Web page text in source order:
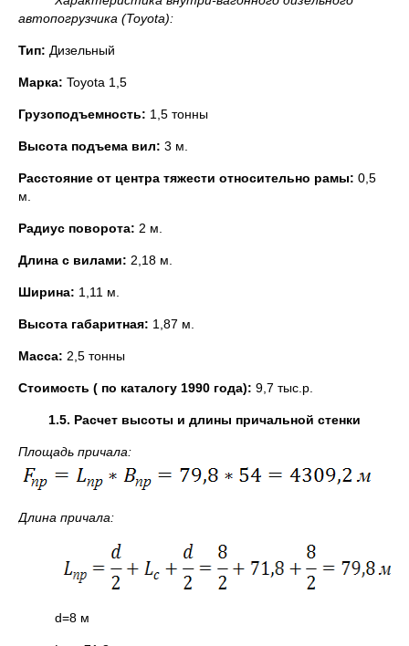
автопогрузчика (Toyota):
Тип: Дизельный
Марка: Toyota 1,5
Грузоподъемность: 1,5 тонны
Высота подъема вил: 3 м.
Расстояние от центра тяжести относительно рамы: 0,5
м.
Радиус поворота: 2 м.
Длина с вилами: 2,18 м.
Ширина: 1,11 м.
Высота габаритная: 1,87 м.
Масса: 2,5 тонны
Стоимость ( по каталогу 1990 года): 9,7 тыс.р.
1.5. Расчет высоты и длины причальной стенки
Площадь причала:
Длина причала:
d=8 м